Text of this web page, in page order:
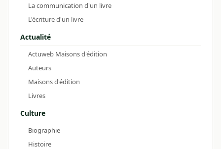
La communication d'un livre
L'écriture d'un livre
Actualité
Actuweb Maisons d'édition
Auteurs
Maisons d'édition
Livres
Culture
Biographie
Histoire